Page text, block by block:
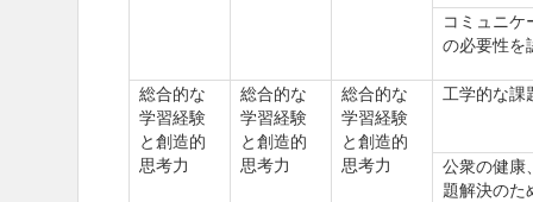
コミュニ
の必要性を
総合的な
学習経験
と創造的
思考力
総合的な
学習経験
と創造的
思考力
総合的な
学習経験
と創造的
思考力
工学的な課
公衆の健康
題解決のた